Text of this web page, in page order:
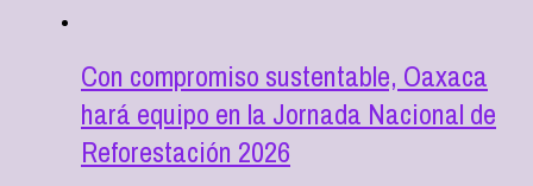
Con compromiso sustentable, Oaxaca
hará equipo en la Jornada Nacional de
Reforestación 2026